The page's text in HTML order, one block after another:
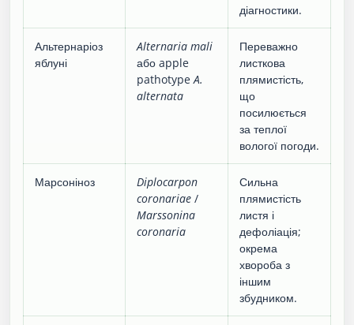
діагностики.
Альтернаріоз
яблуні
Alternaria mali
або apple
pathotypeA.
alternata
Переважно
листкова
плямистість,
що
посилюється
за теплої
вологої погоди.
Марсоніноз
Diplocarpon
coronariae /
Marssonina
coronaria
Сильна
плямистість
листя і
дефоліація;
окрема
хвороба з
іншим
збудником.